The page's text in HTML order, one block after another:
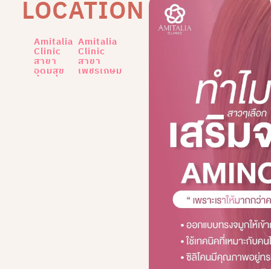
LOCATION
Amitalia
Clinic
สาขา
อุดมสุข
Amitalia
Clinic
สาขา
เพชรเกษม